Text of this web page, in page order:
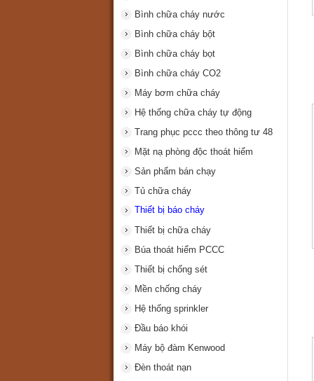
Bình chữa cháy nước
Bình chữa cháy bột
Bình chữa cháy bọt
Bình chữa cháy CO2
Máy bơm chữa cháy
Hệ thống chữa cháy tự động
Trang phục pccc theo thông tư 48
Mặt nạ phòng độc thoát hiểm
Sản phẩm bán chạy
Tủ chữa cháy
Thiết bị báo cháy
Thiết bị chữa cháy
Búa thoát hiểm PCCC
Thiết bị chống sét
Mền chống cháy
Hệ thống sprinkler
Đầu báo khói
Máy bộ đàm Kenwood
Đèn thoát nạn